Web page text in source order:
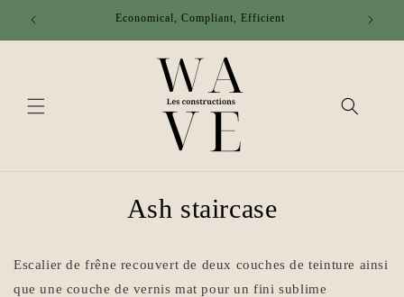
Skip to
Economical, Compliant, Efficient
Ash staircase
Escalier de frêne recouvert de deux couches de teinture ainsi
que une couche de vernis mat pour un fini sublime